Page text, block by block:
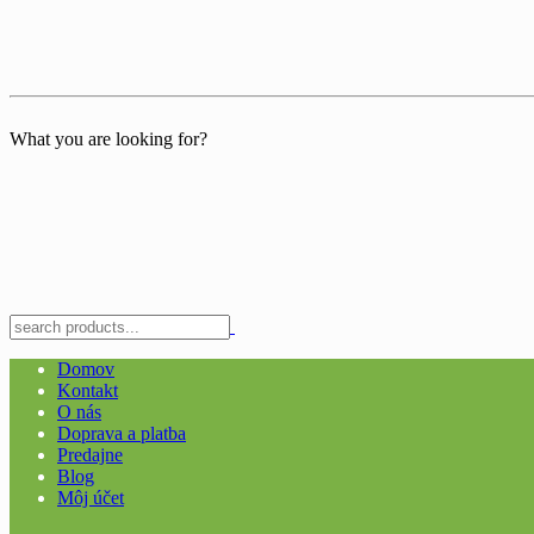
What you are looking for?
Domov
Kontakt
O nás
Doprava a platba
Predajne
Blog
Môj účet